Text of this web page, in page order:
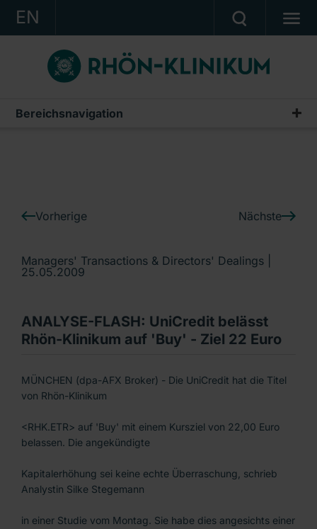
EN
KONZERN
KLINIKEN
KARRIERE
Ein Unternehmen der RHÖN-KLINIKUM AG
Bereichsnavigation
IR-News
Vorherige Nächste
Managers' Transactions & Directors' Dealings |
25.05.2009
ANALYSE-FLASH: UniCredit belässt
Rhön-Klinikum auf 'Buy' - Ziel 22 Euro
MÜNCHEN (dpa-AFX Broker) - Die UniCredit hat die Titel
von Rhön-Klinikum
<RHK.ETR> auf 'Buy' mit einem Kursziel von 22,00 Euro
belassen. Die angekündigte
Kapitalerhöhung sei keine echte Überraschung, schrieb
Analystin Silke Stegemann
in einer Studie vom Montag. Sie habe dies angesichts einer